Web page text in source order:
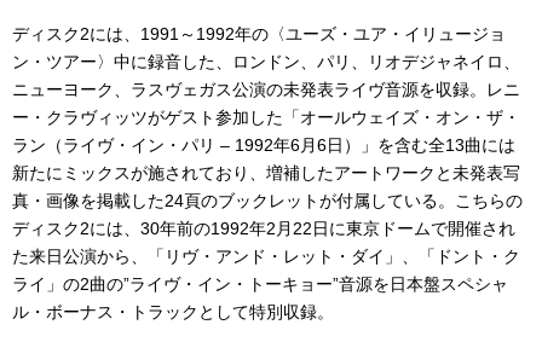
ディスク2には、1991～1992年の〈ユーズ・ユア・イリュージョ
ン・ツアー〉中に録音した、ロンドン、パリ、リオデジャネイロ、
ニューヨーク、ラスヴェガス公演の未発表ライヴ音源を収録。レニ
ー・クラヴィッツがゲスト参加した「オールウェイズ・オン・ザ・
ラン（ライヴ・イン・パリ – 1992年6月6日）」を含む全13曲には
新たにミックスが施されており、増補したアートワークと未発表写
真・画像を掲載した24頁のブックレットが付属している。こちらの
ディスク2には、30年前の1992年2月22日に東京ドームで開催され
た来日公演から、「リヴ・アンド・レット・ダイ」、「ドント・ク
ライ」の2曲の”ライヴ・イン・トーキョー”音源を日本盤スペシャ
ル・ボーナス・トラックとして特別収録。